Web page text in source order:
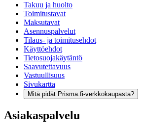
Takuu ja huolto
Toimitustavat
Maksutavat
Asennuspalvelut
Tilaus- ja toimitusehdot
Käyttöehdot
Tietosuojakäytäntö
Saavutettavuus
Vastuullisuus
Sivukartta
Mitä pidät Prisma.fi-verkkokaupasta?
Asiakaspalvelu